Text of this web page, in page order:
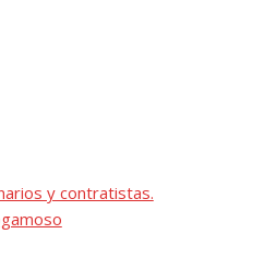
y contratistas.